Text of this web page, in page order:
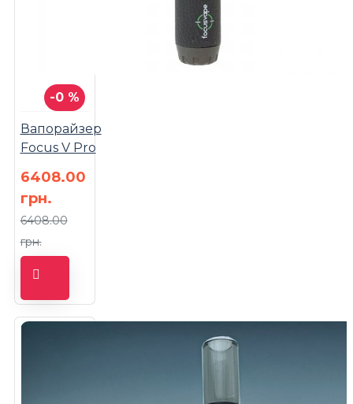
-0 %
Вапорайзер
Focus V Pro
6408.00
грн.
6408.00
грн.